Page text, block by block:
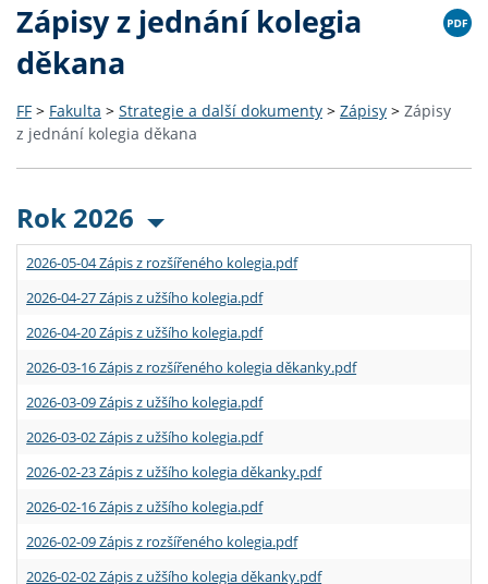
Zápisy z jednání kolegia
děkana
FF > Fakulta > Strategie a další dokumenty > Zápisy > Zápisy
z jednání kolegia děkana
Rok 2026
2026-05-04 Zápis z rozšířeného kolegia.pdf
2026-04-27 Zápis z užšího kolegia.pdf
2026-04-20 Zápis z užšího kolegia.pdf
2026-03-16 Zápis z rozšířeného kolegia děkanky.pdf
2026-03-09 Zápis z užšího kolegia.pdf
2026-03-02 Zápis z užšího kolegia.pdf
2026-02-23 Zápis z užšího kolegia děkanky.pdf
2026-02-16 Zápis z užšího kolegia.pdf
2026-02-09 Zápis z rozšířeného kolegia.pdf
2026-02-02 Zápis z užšího kolegia děkanky.pdf